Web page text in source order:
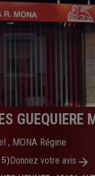
GUEQUIERE
, MONA Régine
Donnez votre avis